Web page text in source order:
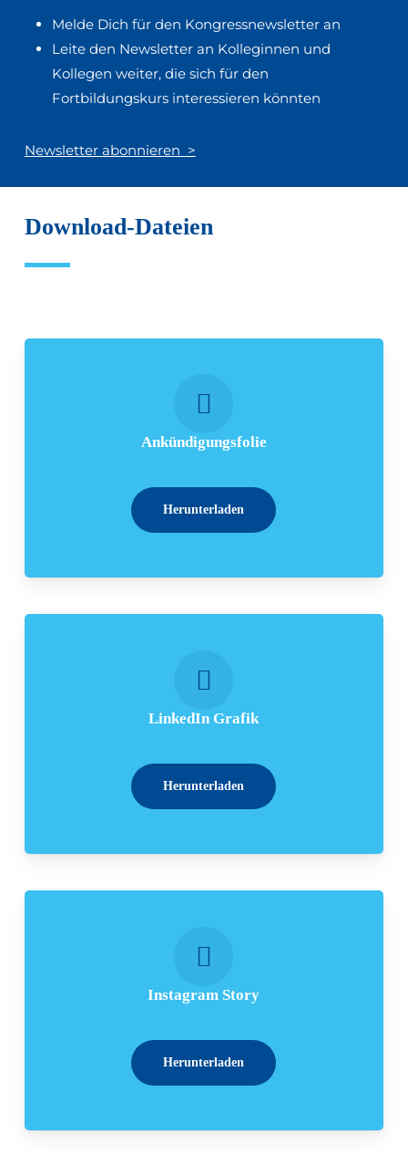
Melde Dich für den Kongressnewsletter an
Leite den Newsletter an Kolleginnen und
Kollegen weiter, die sich für den
Fortbildungskurs interessieren könnten
Newsletter abonnieren >
Download-Dateien
Ankündigungsfolie
Herunterladen
LinkedIn Grafik
Herunterladen
Instagram Story
Herunterladen